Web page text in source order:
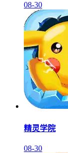
08-30
精灵学院
08-30